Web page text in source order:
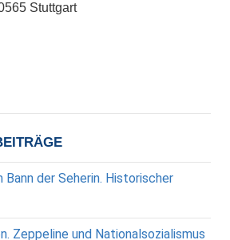
Stuttgart
Bann der Seherin. Historischer
Zeppeline und Nationalsozialismus